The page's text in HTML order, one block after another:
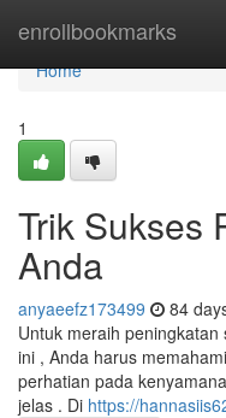
enrollbookmarks
Home
Home
1
Trik Sukses
Anda
anyaeefz173499 84
Untuk meraih
ini , Anda harus
perhatian pada
jelas . Di https://